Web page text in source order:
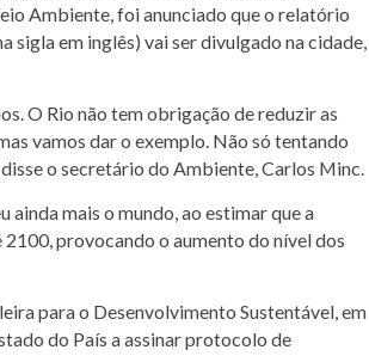
Ambiente, foi anunciado que o relatório
sigla em inglês) vai ser divulgado na cidade,
O Rio não tem obrigação de reduzir as
vamos dar o exemplo. Não só tentando
o secretário do Ambiente, Carlos Minc.
mais o mundo, ao estimar que a
provocando o aumento do nível dos
para o Desenvolvimento Sustentável, em
do País a assinar protocolo de